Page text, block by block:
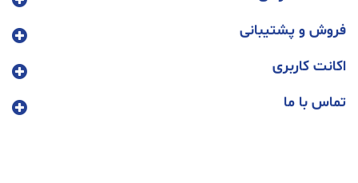
فروش و پشتیبانی
اکانت کاربری
تماس با ما